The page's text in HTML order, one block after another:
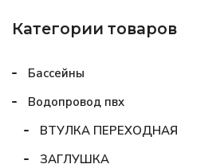
Категории товаров
Бассейны
Водопровод пвх
ВТУЛКА ПЕРЕХОДНАЯ
ЗАГЛУШКА